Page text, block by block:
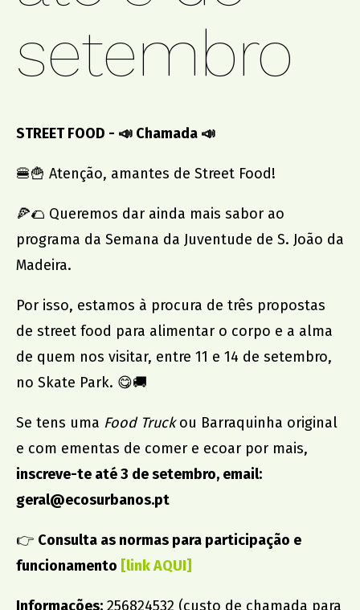
promoção institucional
Cidade no Jardim
Jantar de Solidariedade
parcerias
Comissão de Proteção de Crianças e Jovens SJM
Banco Alimentar Contra a Fome, Aveiro
DGRSP, Equipa Entre o Douro e Vouga
Agrupamento de Escolas
Dr. Serafim Leite
Agrupamento de Escolas
Dr. João da Silva Correia
setembro
STREET FOOD - 📣 Chamada 📣
🍔🍟 Atenção, amantes de Street Food!
🍕🌮 Queremos dar ainda mais sabor ao
programa da Semana da Juventude de S. João da
Madeira.
Por isso, estamos à procura de três propostas
de street food para alimentar o corpo e a alma
de quem nos visitar, entre 11 e 14 de setembro,
no Skate Park. 😋🚚
Se tens uma Food Truckou Barraquinha original
e com ementas de comer e ecoar por mais,
inscreve-te até 3 de setembro, email:
geral@ecosurbanos.pt
👉 Consulta as normas para participação e
funcionamento [link AQUI]
Informações: 256824532 (custo de chamada para